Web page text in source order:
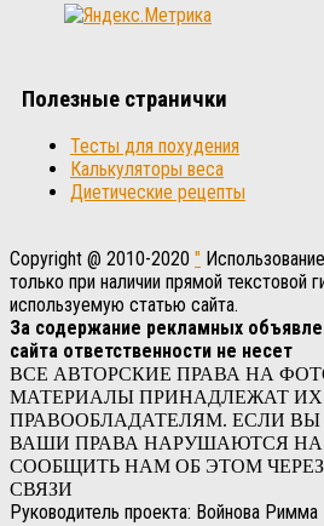
Полезные странички
Тесты для похудения
Калькуляторы веса
Диетические рецепты
Copyright @ 2010-2020 "
только при наличии прямой текстовой
используемую статью сайта.
За содержание рекламных
сайта ответственности не несет
ВСЕ АВТОРСКИЕ ПРАВА НА
МАТЕРИАЛЫ ПРИНАДЛЕЖАТ
ПРАВООБЛАДАТЕЛЯМ. ЕСЛИ ВЫ
ВАШИ ПРАВА НАРУШАЮТСЯ НА
СООБЩИТЬ НАМ ОБ ЭТОМ
СВЯЗИ
Руководитель проекта: Войнова Римма